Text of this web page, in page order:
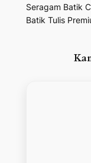
Seragam Batik
Batik Tulis